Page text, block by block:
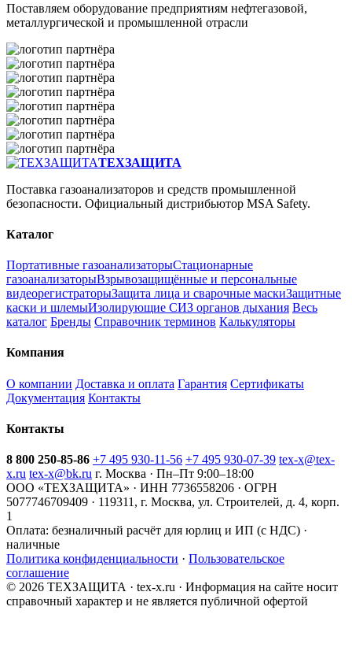
Поставляем оборудование предприятиям нефтегазовой,
металлургической и промышленной отрасли
ТЕХЗАЩИТА
Поставка газоанализаторов и средств промышленной
безопасности. Официальный дистрибьютор MSA Safety.
Каталог
Портативные газоанализаторыСтационарные
газоанализаторыВзрывозащищённые и персональные
видеорегистраторыЗащита лица и сварочные маскиЗащитные
каски и шлемыИзолирующие СИЗ органов дыхания Весь
каталог Бренды Справочник терминов Калькуляторы
Компания
О компании Доставка и оплата Гарантия Сертификаты
Документация Контакты
Контакты
8 800 250-85-86 +7 495 930-11-56 +7 495 930-07-39 tex-x@tex-
x.ru tex-x@bk.ru г. Москва · Пн–Пт 9:00–18:00
ООО «ТЕХЗАЩИТА» · ИНН 7736558206 · ОГРН
5077746709409 · 119311, г. Москва, ул. Строителей, д. 4, корп.
1
Оплата: безналичный расчёт для юрлиц и ИП (с НДС) ·
наличные
Политика конфиденциальности · Пользовательское
соглашение
© 2026 ТЕХЗАЩИТА · tex-x.ru · Информация на сайте носит
справочный характер и не является публичной офертой